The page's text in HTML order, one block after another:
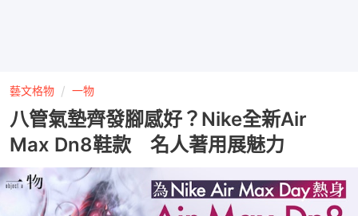
藝文格物 一物
八管氣墊齊發腳感好？Nike全新Air
Max Dn8鞋款 名人著用展魅力